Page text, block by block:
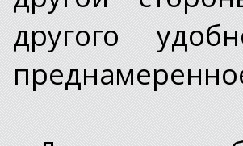
другого